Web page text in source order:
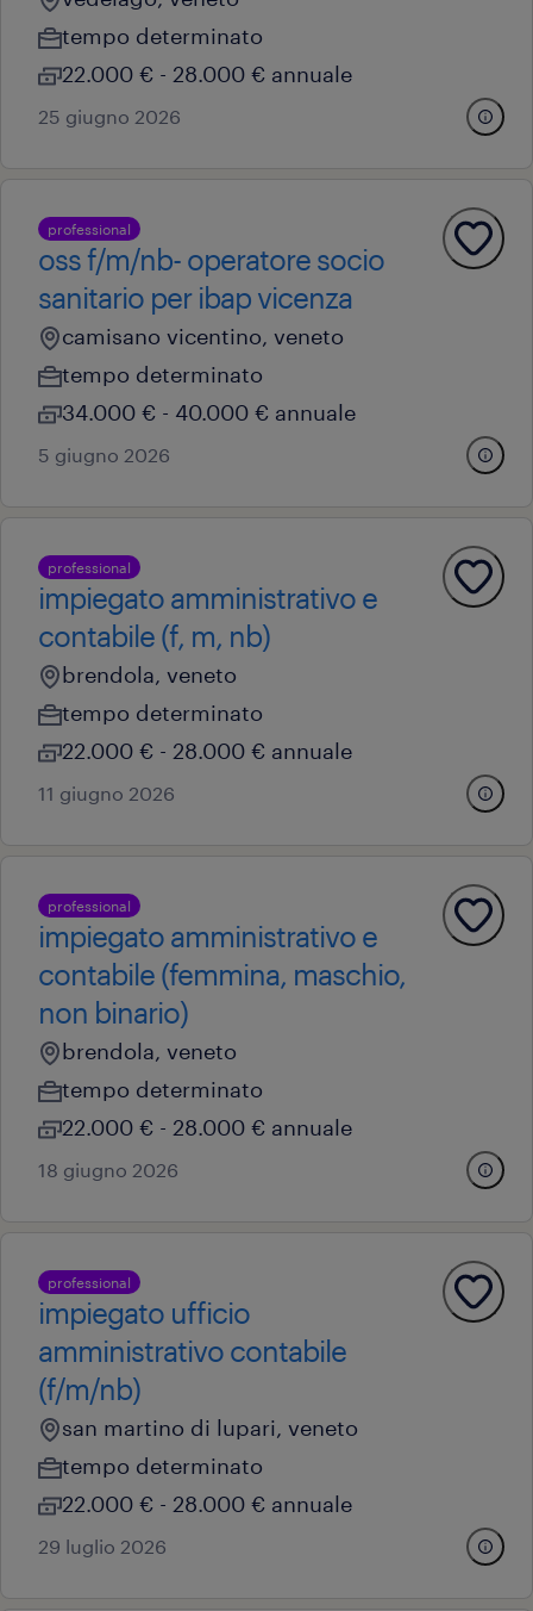
tempo determinato
22.000 € - 28.000 € annuale
25 giugno 2026
professional
oss f/m/nb- operatore socio
sanitario per ibap vicenza
camisano vicentino, veneto
tempo determinato
34.000 € - 40.000 € annuale
5 giugno 2026
professional
impiegato amministrativo e
contabile (f, m, nb)
brendola, veneto
tempo determinato
22.000 € - 28.000 € annuale
11 giugno 2026
professional
impiegato amministrativo e
contabile (femmina, maschio,
non binario)
brendola, veneto
tempo determinato
22.000 € - 28.000 € annuale
18 giugno 2026
professional
impiegato ufficio
amministrativo contabile
(f/m/nb)
san martino di lupari, veneto
tempo determinato
22.000 € - 28.000 € annuale
29 luglio 2026